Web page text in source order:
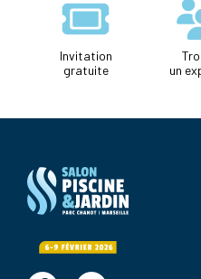
Invitation
gratuite
un